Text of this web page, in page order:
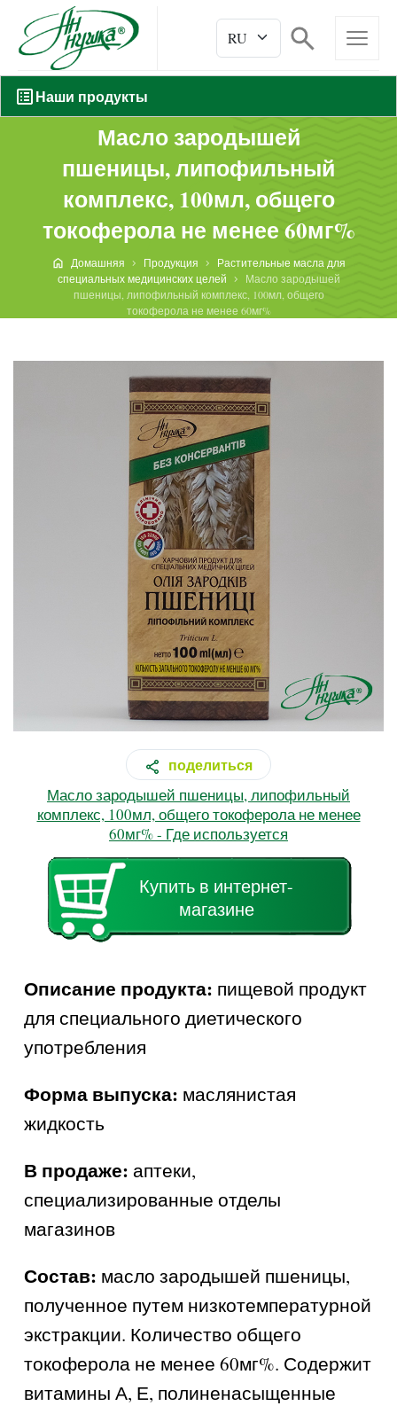
Наши продукты
Масло зародышей
пшеницы, липофильный
комплекс, 100мл, общего
токоферола не менее 60мг%
Домашняя Продукция
Растительные масла для
специальных медицинских целей
Масло зародышей
пшеницы, липофильный комплекс, 100мл, общего
токоферола не менее 60мг%
поделиться
Масло зародышей пшеницы, липофильный
комплекс, 100мл, общего токоферола не менее
60мг% - Где используется
Купить в интернет-
магазине
Описание продукта: пищевой продукт
для специального диетического
употребления
Форма выпуска: маслянистая
жидкость
В продаже: аптеки,
специализированные отделы
магазинов
Состав: масло зародышей пшеницы,
полученное путем низкотемпературной
экстракции. Количество общего
токоферола не менее 60мг%. Содержит
витамины А, Е, полиненасыщенные